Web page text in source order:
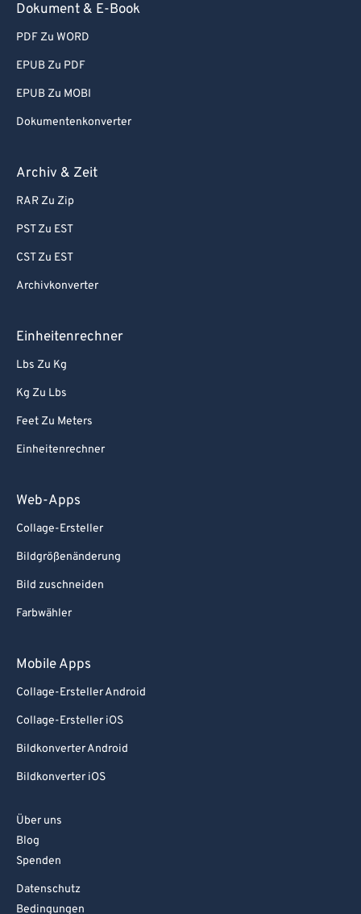
Dokument & E-Book
PDF Zu WORD
EPUB Zu PDF
EPUB Zu MOBI
Dokumentenkonverter
Archiv & Zeit
RAR Zu Zip
PST Zu EST
CST Zu EST
Archivkonverter
Einheitenrechner
Lbs Zu Kg
Kg Zu Lbs
Feet Zu Meters
Einheitenrechner
Web-Apps
Collage-Ersteller
Bildgrößenänderung
Bild zuschneiden
Farbwähler
Mobile Apps
Collage-Ersteller Android
Collage-Ersteller iOS
Bildkonverter Android
Bildkonverter iOS
Über uns
Blog
Spenden
Datenschutz
Bedingungen